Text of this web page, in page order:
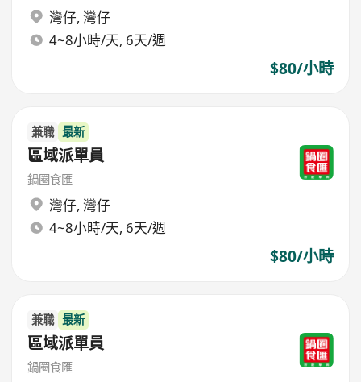
灣仔, 灣仔
4~8小時/天, 6天/週
$80/小時
兼職 最新
區域派單員
鍋圈食匯
灣仔, 灣仔
4~8小時/天, 6天/週
$80/小時
兼職 最新
區域派單員
鍋圈食匯